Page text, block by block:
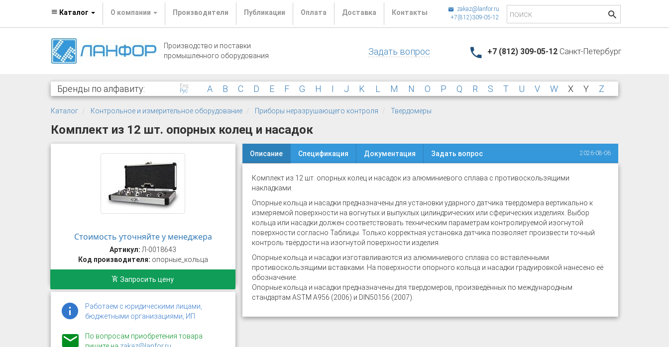
Каталог О компании Производители Публикации Оплата Доставка Контакты
zakaz@lanfor.ru
+7(812)309-05-12
Производство и поставки
промышленного оборудования
Задать вопрос +7 (812) 309-05-12 Санкт-Петербург
Бренды по алфавиту:
Eng
Рус
A B C D E F G H I J K L M N O P Q R S T U VW X Y Z
Каталог Контрольное и измерительное оборудование Приборы неразрушающего контроля Твердомеры
Комплект из 12 шт. опорных колец и насадок
Стоимость уточняйте у менеджера
Артикул: Л-0018643
Код производителя: опорные_кольца
Запросить цену
Работаем с юридическими лицами,
бюджетными организациями, ИП
По вопросам приобретения товара
Описание Спецификация Документация Задать вопрос 2026-08-06
Комплект из 12 шт. опорных колец и насадок из алюминиевого сплава с противоскользящими
накладками.
Опорные кольца и насадки предназначены для установки ударного датчика твердомера вертикально к
измеряемой поверхности на вогнутых и выпуклых цилиндрических или сферических изделиях. Выбор
кольца или насадки должен соответствовать техническим параметрам контролируемой изогнутой
поверхности согласно Таблицы. Только корректная установка датчика позволяет произвести точный
контроль твёрдости на изогнутой поверхности изделия.
Опорные кольца и насадки изготавливаются из алюминиевого сплава со вставленными
противоскользящими вставками. На поверхности опорного кольца и насадки градуировкой нанесено её
обозначение.
Опорные кольца и насадки предназначены для твердомеров, произведённых по международным
стандартам ASTM A956 (2006) и DIN50156 (2007).